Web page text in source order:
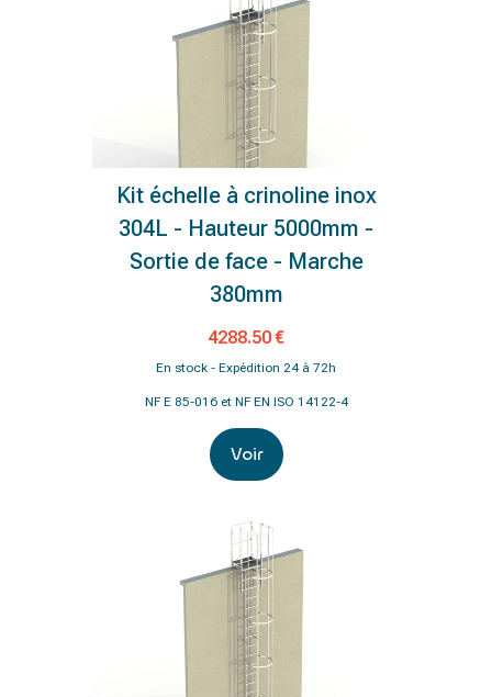
Kit échelle à crinoline inox
304L - Hauteur 5000mm -
Sortie de face - Marche
380mm
4288.50 €
En stock - Expédition 24 à 72h
NF E 85-016 et NF EN ISO 14122-4
Voir